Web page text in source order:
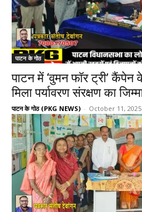
पाटन के गोठ
पाटन में ‘वुमन फॉर ट्री’
मिला पर्यावरण संरक्षण का
पाटन के गोठ (PKG NEWS) - October 11, 2025